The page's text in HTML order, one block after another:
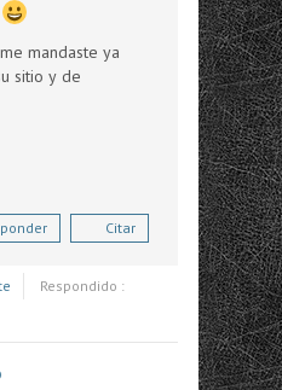
mandaste ya
sitio y de
Citar